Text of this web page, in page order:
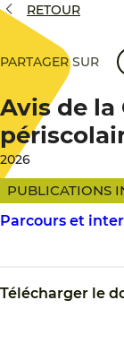
RETOUR
PARTAGER SUR
Avis de la
2026
PUBLICATIONS
Parcours et
Télécharger le